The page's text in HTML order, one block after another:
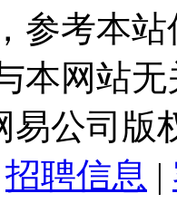
参考本
本网站
易公司版
招聘信息 |